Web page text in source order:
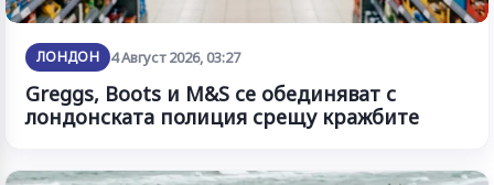
ЛОНДОН 4 Август 2026, 03:27
Greggs, Boots и M&S се обединяват с
лондонската полиция срещу кражбите